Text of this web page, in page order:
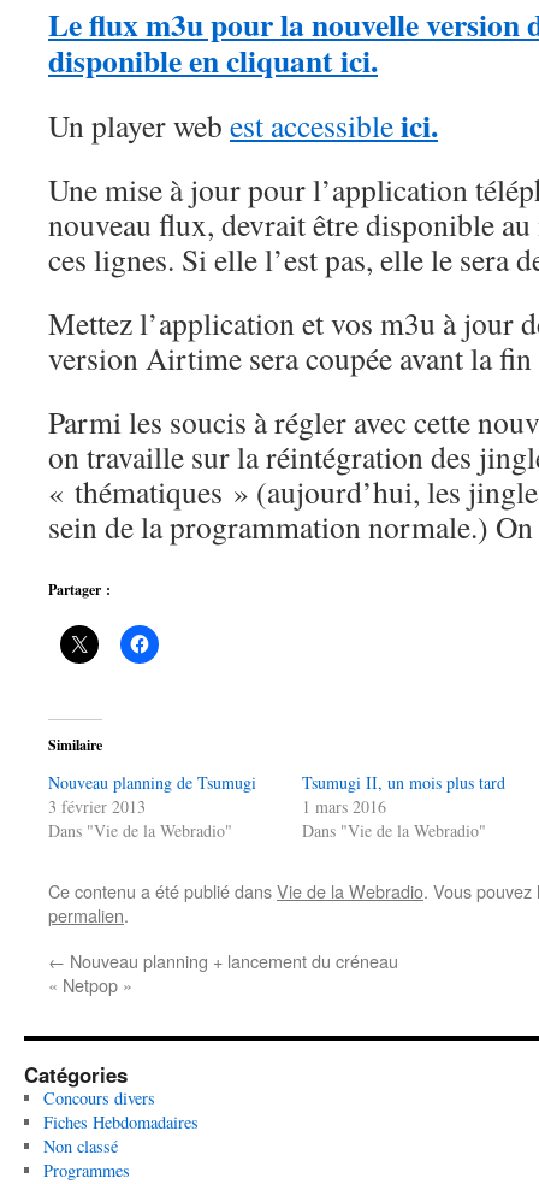
Le flux m3u pour la nouvelle version
disponible en cliquant ici.
Un player web est accessibleici.
Une mise à jour pour l’application
nouveau flux, devrait être disponible
ces lignes. Si elle l’est pas, elle le sera
Mettez l’application et vos m3u à jour
version Airtime sera coupée avant la
Parmi les soucis à régler avec cette
on travaille sur la réintégration des
« thématiques » (aujourd’hui, les
sein de la programmation normale.)
Partager :
Similaire
Nouveau planning de Tsumugi
3 février 2013
Dans "Vie de la Webradio"
Tsumugi II, un mois plus tard
1 mars 2016
Dans "Vie de la Webradio"
Ce contenu a été publié dansVie de la Webradio. Vous
permalien.
← Nouveau planning + lancement du créneau
« Netpop »
Catégories
Concours divers
Fiches Hebdomadaires
Non classé
Programmes